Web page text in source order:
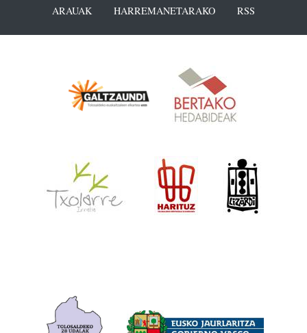
ARAUAK
HARREMANETARAKO RSS